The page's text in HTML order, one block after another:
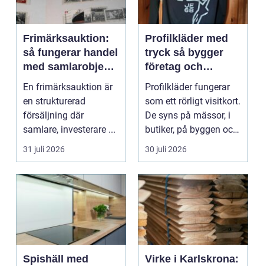
Frimärksauktion:
så fungerar handel
med samlarobjekt i
praktiken
En frimärksauktion är
en strukturerad
försäljning där
samlare, investerare ...
31 juli 2026
Profilkläder med
tryck så bygger
företag och
klubbar en
starkare identitet
Profilkläder fungerar
som ett rörligt visitkort.
De syns på mässor, i
butiker, på byggen och
längs v...
30 juli 2026
Spishäll med
Virke i Karlskrona: